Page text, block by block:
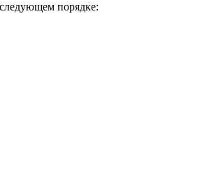
порядке: